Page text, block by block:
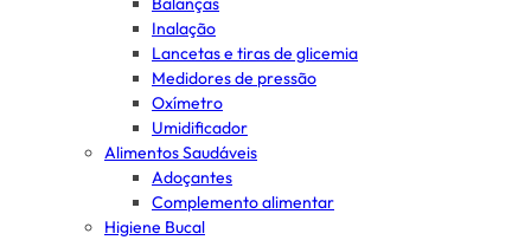
Inalação
Lancetas e tiras de glicemia
Medidores de pressão
Oxímetro
Umidificador
Alimentos Saudáveis
Adoçantes
Complemento alimentar
Higiene Bucal